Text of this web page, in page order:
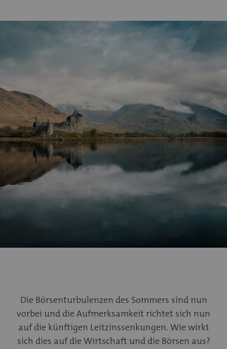
Die Börsenturbulenzen des Sommers sind nun
vorbei und die Aufmerksamkeit richtet sich nun
auf die künftigen Leitzinssenkungen. Wie wirkt
sich dies auf die Wirtschaft und die Börsen aus?